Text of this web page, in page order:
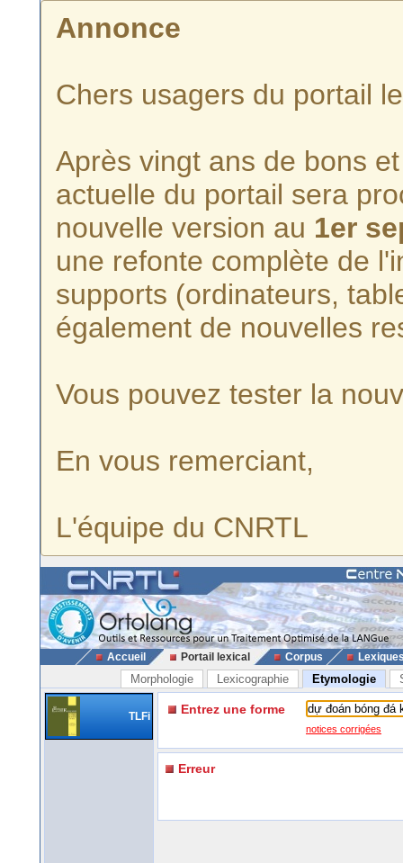
Annonce
Chers usagers du portail
Après vingt ans de bons
actuelle du portail sera
nouvelle version au 1er
une refonte complète de
supports (ordinateurs,
également de nouvelles
Vous pouvez tester la
En vous remerciant,
L'équipe du CNRTL
Accueil Portail lexical Corpus
Morphologie Lexicographie Etymologie
TLFi Entrez une forme
notices corrigées
Erreur